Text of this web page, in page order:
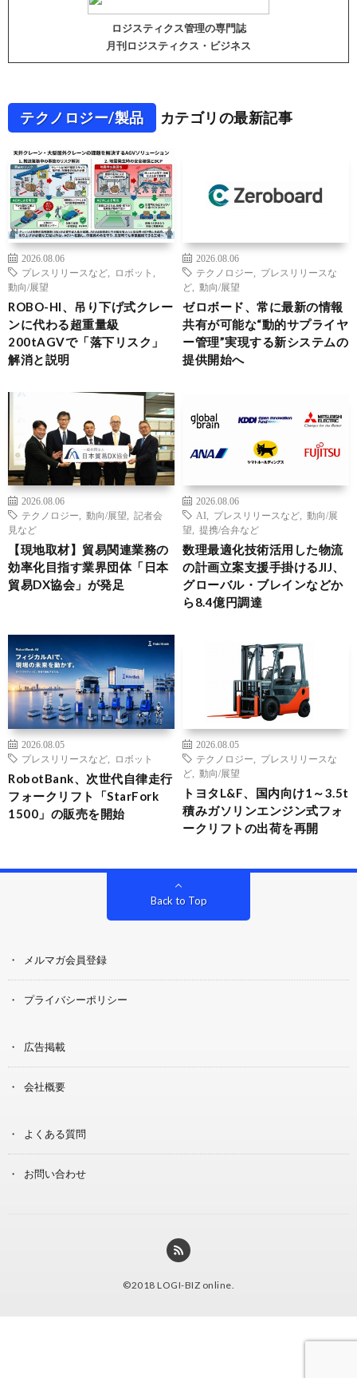
ロジスティクス管理の専門誌
月刊ロジスティクス・ビジネス
テクノロジー/製品 カテゴリの最新記事
2026.08.06
プレスリリースなど
ロボット
動向/展望
ROBO-HI、吊り下げ式クレー
ンに代わる超重量級
200tAGVで「落下リスク」
解消と説明
2026.08.06
テクノロジー
プレスリリースな
ど
動向/展望
ゼロボード、常に最新の情報
共有が可能な“動的サプライヤ
ー管理”実現する新システムの
提供開始へ
2026.08.06
テクノロジー
動向/展望
記者会
見など
【現地取材】貿易関連業務の
効率化目指す業界団体「日本
貿易DX協会」が発足
2026.08.06
AI
プレスリリースなど
動向/展
望
提携/合弁など
数理最適化技術活用した物流
の計画立案支援手掛けるJIJ、
グローバル・ブレインなどか
ら8.4億円調達
2026.08.05
プレスリリースなど
ロボット
RobotBank、次世代自律走行
フォークリフト「StarFork
1500」の販売を開始
2026.08.05
テクノロジー
プレスリリースな
ど
動向/展望
トヨタL&F、国内向け1～3.5t
積みガソリンエンジン式フォ
ークリフトの出荷を再開
Back to Top
メルマガ会員登録
プライバシーポリシー
広告掲載
会社概要
よくある質問
お問い合わせ
©2018 LOGI-BIZ online